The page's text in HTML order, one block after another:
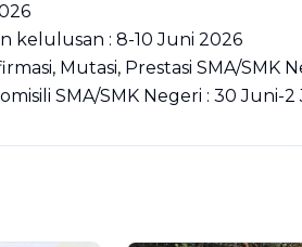
kelulusan : 8-10 Juni 2026
Mutasi, Prestasi SMA/SMK
SMA/SMK Negeri : 30 Juni-2